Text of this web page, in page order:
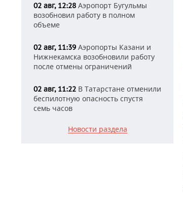
02 авг, 12:28 Аэропорт Бугульмы
возобновил работу в полном
объеме
02 авг, 11:39 Аэропорты Казани и
Нижнекамска возобновили работу
после отмены ограничений
02 авг, 11:22 В Татарстане отменили
беспилотную опасность спустя
семь часов
Новости раздела